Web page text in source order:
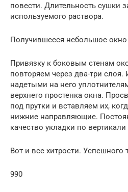
повести. Длительность сушки
используемого раствора.
Получившееся небольшое окно
Привязку к боковым стенам
повторяем через два-три слоя.
надетыми на него
верхнего простенка окна.
под прутки и вставляем их,
нижние направляющие.
качество укладки по
Вот и все хитрости. Успешного
990